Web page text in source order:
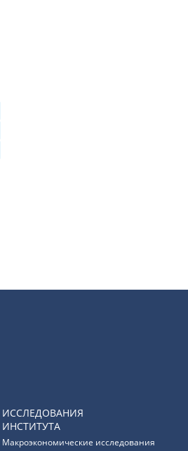
ИССЛЕДОВАНИЯ
ИНСТИТУТА
Макроэкономические исследования